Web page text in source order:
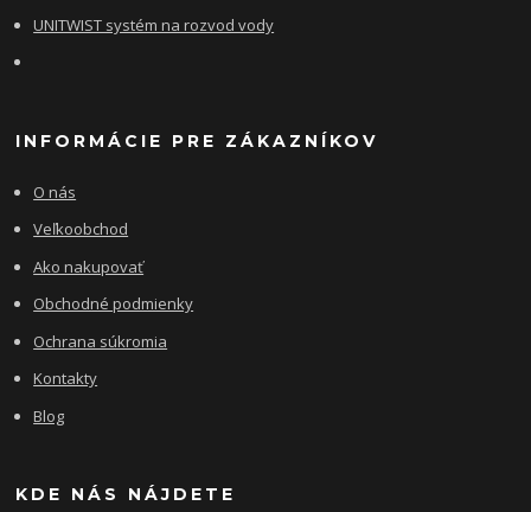
UNITWIST systém na rozvod vody
INFORMÁCIE PRE ZÁKAZNÍKOV
O nás
Veľkoobchod
Ako nakupovať
Obchodné podmienky
Ochrana súkromia
Kontakty
Blog
KDE NÁS NÁJDETE